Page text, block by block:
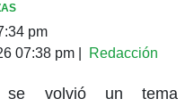
pm
07:38 pm| Redacción
se volvió un tema